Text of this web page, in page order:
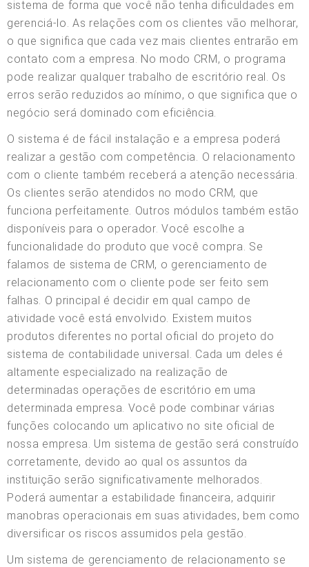
sistema de forma que você não tenha dificuldades em
gerenciá-lo. As relações com os clientes vão melhorar,
o que significa que cada vez mais clientes entrarão em
contato com a empresa. No modo CRM, o programa
pode realizar qualquer trabalho de escritório real. Os
erros serão reduzidos ao mínimo, o que significa que o
negócio será dominado com eficiência.
O sistema é de fácil instalação e a empresa poderá
realizar a gestão com competência. O relacionamento
com o cliente também receberá a atenção necessária.
Os clientes serão atendidos no modo CRM, que
funciona perfeitamente. Outros módulos também estão
disponíveis para o operador. Você escolhe a
funcionalidade do produto que você compra. Se
falamos de sistema de CRM, o gerenciamento de
relacionamento com o cliente pode ser feito sem
falhas. O principal é decidir em qual campo de
atividade você está envolvido. Existem muitos
produtos diferentes no portal oficial do projeto do
sistema de contabilidade universal. Cada um deles é
altamente especializado na realização de
determinadas operações de escritório em uma
determinada empresa. Você pode combinar várias
funções colocando um aplicativo no site oficial de
nossa empresa. Um sistema de gestão será construído
corretamente, devido ao qual os assuntos da
instituição serão significativamente melhorados.
Poderá aumentar a estabilidade financeira, adquirir
manobras operacionais em suas atividades, bem como
diversificar os riscos assumidos pela gestão.
Um sistema de gerenciamento de relacionamento se